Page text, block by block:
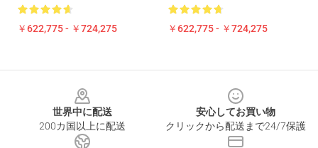
￥622,775 - ￥724,275 ￥622,775 - ￥724,275
世界中に配送
200カ国以上に配送
安心してお買い物
クリックから配送まで24/7保護